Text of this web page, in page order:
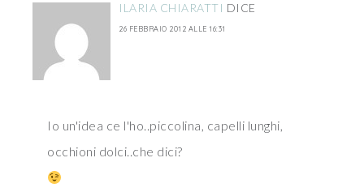
ILARIA CHIARATTI DICE
26 FEBBRAIO 2012 ALLE 16:31
Io un'idea ce l'ho..piccolina, capelli lunghi,
occhioni dolci..che dici?